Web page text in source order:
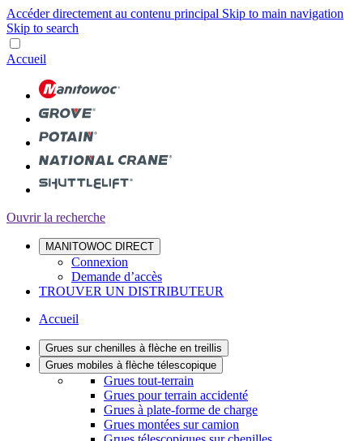
Accéder directement au contenu principal Skip to main navigation
Skip to search
Accueil
Ouvrir la recherche
MANITOWOC DIRECT
Connexion
Demande d’accès
TROUVER UN DISTRIBUTEUR
Accueil
Grues sur chenilles à flèche en treillis
Grues mobiles à flèche télescopique
Grues tout-terrain
Grues pour terrain accidenté
Grues à plate-forme de charge
Grues montées sur camion